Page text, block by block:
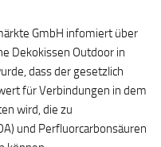
GmbH infomiert über
Dekokissen Outdoor in
dass der gesetzlich
für Verbindungen in dem
wird, die zu
und Perfluorcarbonsäuren